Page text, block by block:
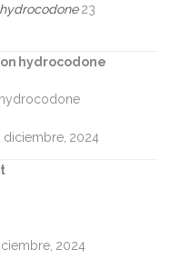
23
hydrocodone
diciembre, 2024
2024